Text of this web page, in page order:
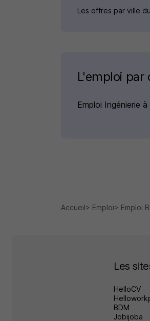
Les offres par ville
L'emploi par
Emploi Ingénierie
Accueil Emploi Emploi
Les
HelloCV
BDM
Jobijoba